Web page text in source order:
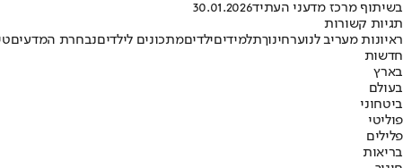
בשיתוף מרכז מדעני העתיד30.01.2026
תגיות קשורות
ראיונות מעריב לנוערחינוךתלמידיםילדיםמתכונים לילדיםנבחרת המדעים
חדשות
בארץ
בעולם
ביטחוני
פוליטי
פלילים
בריאות